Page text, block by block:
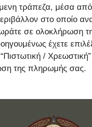
τράπεζα, μέσα από
στο οποίο
σε ολοκλήρωση
έχετε
/ Χρεωστική”
της πληρωμής σας.